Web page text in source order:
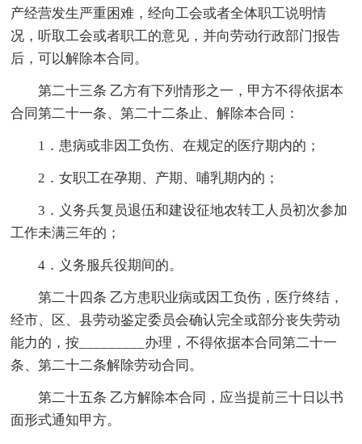
产经营发生严重困难，经向工会或者全体职工说明情
况，听取工会或者职工的意见，并向劳动行政部门报告
后，可以解除本合同。
第二十三条 乙方有下列情形之一，甲方不得依据本
合同第二十一条、第二十二条止、解除本合同：
1．患病或非因工负伤、在规定的医疗期内的；
2．女职工在孕期、产期、哺乳期内的；
3．义务兵复员退伍和建设征地农转工人员初次参加
工作未满三年的；
4．义务服兵役期间的。
第二十四条 乙方患职业病或因工负伤，医疗终结，
经市、区、县劳动鉴定委员会确认完全或部分丧失劳动
能力的，按_________办理，不得依据本合同第二十一
条、第二十二条解除劳动合同。
第二十五条 乙方解除本合同，应当提前三十日以书
面形式通知甲方。